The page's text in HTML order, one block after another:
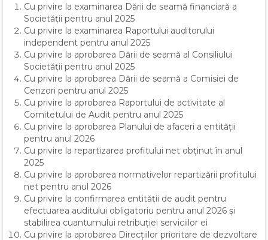
Cu privire la examinarea Dării de seamă financiară a
Societății pentru anul 2025
Cu privire la examinarea Raportului auditorului
independent pentru anul 2025
Cu privire la aprobarea Dării de seamă al Consiliului
Societății pentru anul 2025
Cu privire la aprobarea Dării de seamă a Comisiei de
Cenzori pentru anul 2025
Cu privire la aprobarea Raportului de activitate al
Comitetului de Audit pentru anul 2025
Cu privire la aprobarea Planului de afaceri a entității
pentru anul 2026
Cu privire la repartizarea profitului net obținut în anul
2025
Cu privire la aprobarea normativelor repartizării profitului
net pentru anul 2026
Cu privire la confirmarea entității de audit pentru
efectuarea auditului obligatoriu pentru anul 2026 și
stabilirea cuantumului retribuției serviciilor ei
Cu privire la aprobarea Direcțiilor prioritare de dezvoltare